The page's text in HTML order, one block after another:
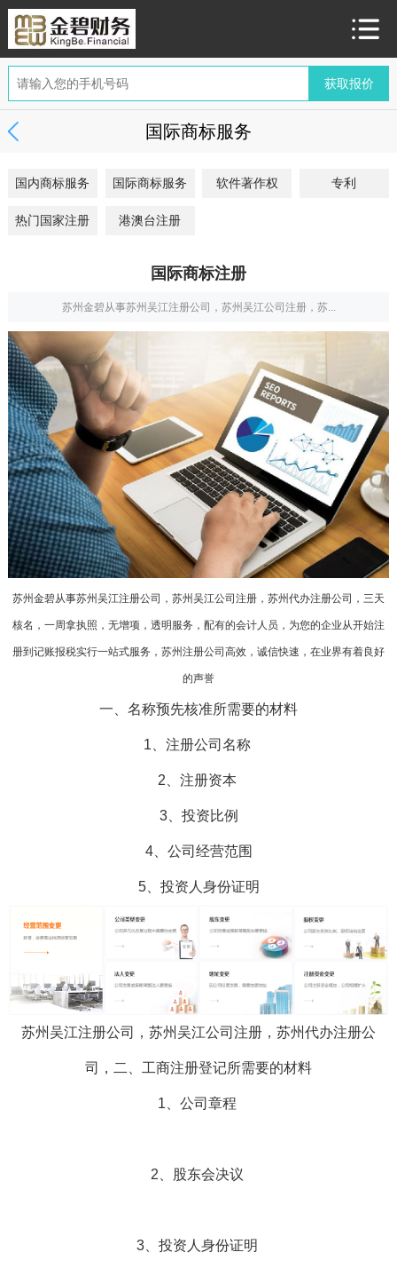
国际商标服务
国内商标服务 国际商标服务 软件著作权 专利
热门国家注册 港澳台注册
国际商标注册
苏州金碧从事苏州吴江注册公司，苏州吴江公司注册，苏...
苏州金碧从事苏州吴江注册公司，苏州吴江公司注册，苏州代办注册公司，三天
核名，一周拿执照，无增项，透明服务，配有的会计人员，为您的企业从开始注
册到记账报税实行一站式服务，苏州注册公司高效，诚信快速，在业界有着良好
的声誉
一、名称预先核准所需要的材料
1、注册公司名称
2、注册资本
3、投资比例
4、公司经营范围
5、投资人身份证明
苏州吴江注册公司，苏州吴江公司注册，苏州代办注册公
司，二、工商注册登记所需要的材料
1、公司章程
2、股东会决议
3、投资人身份证明